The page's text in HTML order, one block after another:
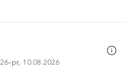
10.08.2026